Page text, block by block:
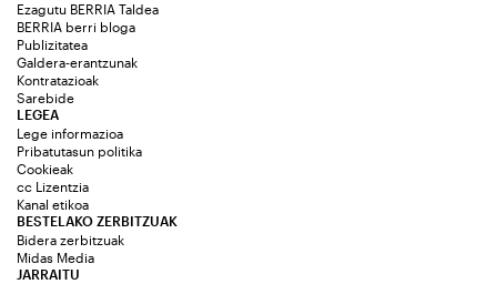
Ezagutu BERRIA Taldea
BERRIA berri bloga
Publizitatea
Galdera-erantzunak
Kontratazioak
Sarebide
JARRAITU
LEGEA
Lege informazioa
Pribatutasun politika
Cookieak
cc Lizentzia
Kanal etikoa
BESTELAKO ZERBITZUAK
Bidera zerbitzuak
Midas Media